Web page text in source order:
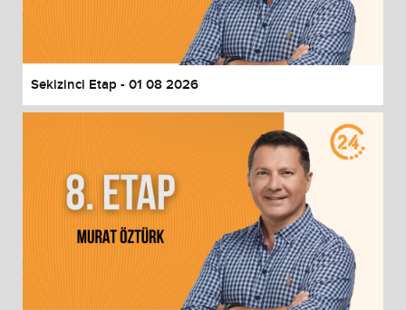
End of dialog window.
Sekizinci Etap - 01 08 2026